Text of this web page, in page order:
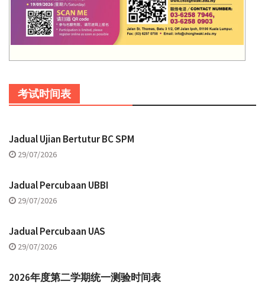
考试时间表
Jadual Ujian Bertutur BC SPM
29/07/2026
Jadual Percubaan UBBI
29/07/2026
Jadual Percubaan UAS
29/07/2026
2026年度第二学期统一测验时间表